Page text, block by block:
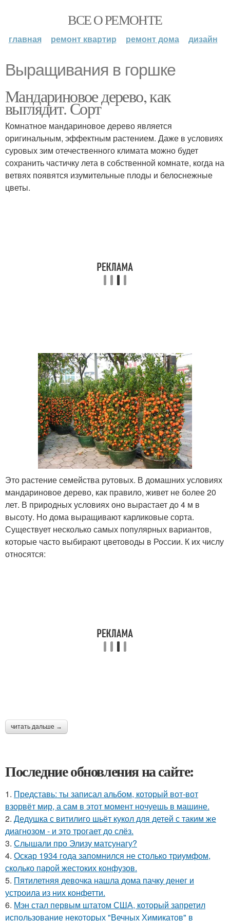
ВСЕ О РЕМОНТЕ
главная ремонт квартир ремонт дома дизайн
Выращивания в горшке
Мандариновое дерево, как
выглядит. Сорт
Комнатное мандариновое дерево является
оригинальным, эффектным растением. Даже в условиях
суровых зим отечественного климата можно будет
сохранить частичку лета в собственной комнате, когда на
ветвях появятся изумительные плоды и белоснежные
цветы.
Это растение семейства рутовых. В домашних условиях
мандариновое дерево, как правило, живет не более 20
лет. В природных условиях оно вырастает до 4 м в
высоту. Но дома выращивают карликовые сорта.
Существует несколько самых популярных вариантов,
которые часто выбирают цветоводы в России. К их числу
относятся:
читать дальше →
Последние обновления на сайте:
1. Представь: ты записал альбом, который вот-вот
взорвёт мир, а сам в этот момент ночуешь в машине.
2. Дедушка с витилиго шьёт кукол для детей с таким же
диагнозом - и это трогает до слёз.
3. Слышали про Элизу матсунагу?
4. Оскар 1934 года запомнился не столько триумфом,
сколько парой жестоких конфузов.
5. Пятилетняя девочка нашла дома пачку денег и
устроила из них конфетти.
6. Мэн стал первым штатом США, который запретил
использование некоторых "Вечных Химикатов" в